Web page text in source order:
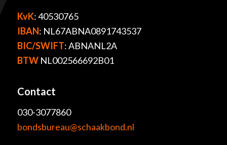
KvK: 40530765
IBAN: NL67ABNA0891743537
BIC/SWIFT: ABNANL2A
BTWNL002566692B01
Contact
030-3077860
bondsbureau@schaakbond.nl